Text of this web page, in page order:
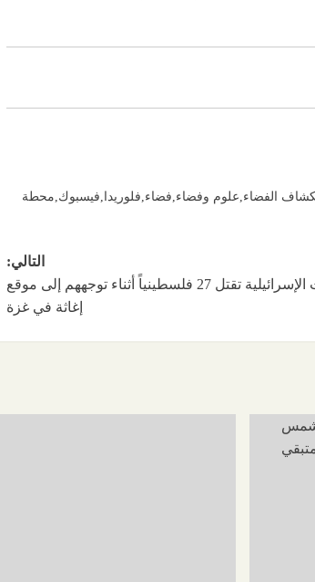
الفضاء علوم وفضاء فضاء فلوريدا فيسبوك محطة
التالي:
القوات الإسرائيلية تقتل 27 فلسطينياً أثناء توجههم إلى موقع
إغاثة في غزة